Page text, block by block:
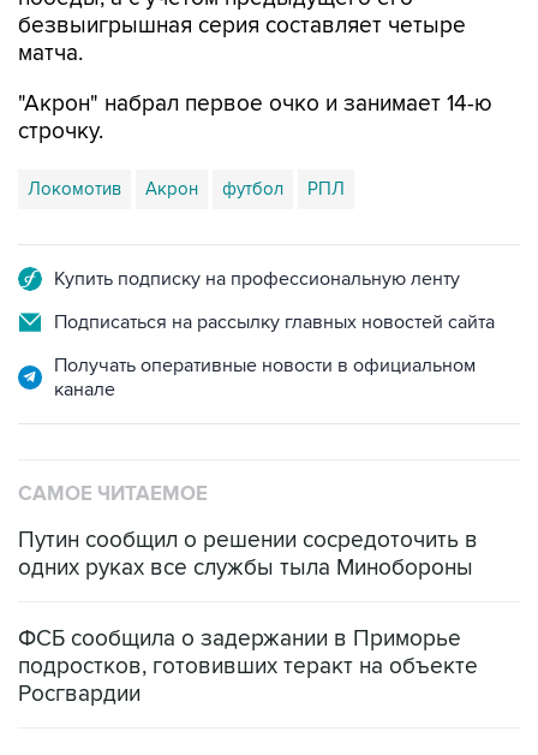
безвыигрышная серия составляет четыре
матча.
"Акрон" набрал первое очко и занимает 14-ю
строчку.
Локомотив Акрон футбол РПЛ
Купить подписку на профессиональную ленту
Подписаться на рассылку главных новостей сайта
Получать оперативные новости в официальном
канале
САМОЕ ЧИТАЕМОЕ
Путин сообщил о решении сосредоточить в
одних руках все службы тыла Минобороны
ФСБ сообщила о задержании в Приморье
подростков, готовивших теракт на объекте
Росгвардии